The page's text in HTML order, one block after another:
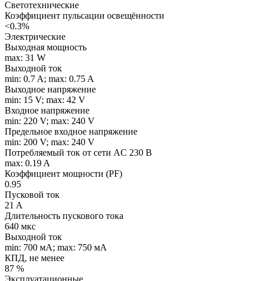
Светотехнические
Коэффициент пульсации освещённости
<0.3%
Электрические
Выходная мощность
max: 31 W
Выходной ток
min: 0.7 A; max: 0.75 A
Выходное напряжение
min: 15 V; max: 42 V
Входное напряжение
min: 220 V; max: 240 V
Предельное входное напряжение
min: 200 V; max: 240 V
Потребляемый ток от сети AC 230 В
max: 0.19 A
Коэффициент мощности (PF)
0.95
Пусковой ток
21 A
Длительность пускового тока
640 мкс
Выходной ток
min: 700 мA; max: 750 мA
КПД, не менее
87 %
Эксплуатационные